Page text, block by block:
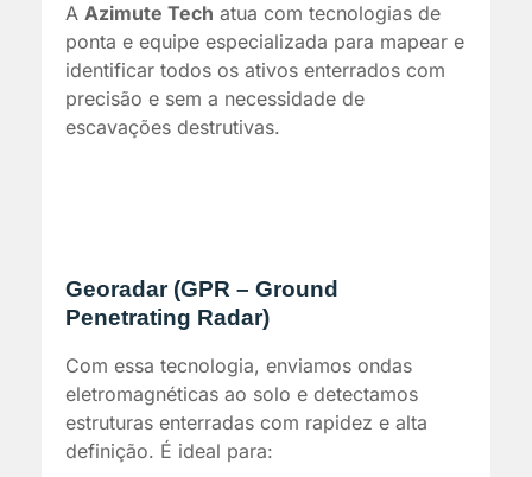
A Azimute Tech atua com tecnologias de
ponta e equipe especializada para mapear e
identificar todos os ativos enterrados com
precisão e sem a necessidade de
escavações destrutivas.
Georadar (GPR – Ground
Penetrating Radar)
Com essa tecnologia, enviamos ondas
eletromagnéticas ao solo e detectamos
estruturas enterradas com rapidez e alta
definição. É ideal para: